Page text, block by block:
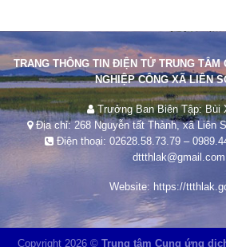
TRANG THÔNG TIN ĐIỆN TỬ TRUNG TÂM
NGHIỆP CÔNG XÃ LIÊN
Trưởng Ban Biên Tập: Bùi
Địa chỉ: 268 Nguyễn tất Thành, xã Liên
Điện thoại: 02628.58.73.79 –
dttthlak@gmail.com
Website: https://
Copyright 2026 © Trung tâm Cung ứng